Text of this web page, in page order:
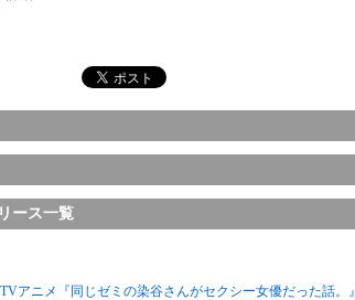
ース一覧
アニメ『同じゼミの染谷さんがセクシー女優だった話。』